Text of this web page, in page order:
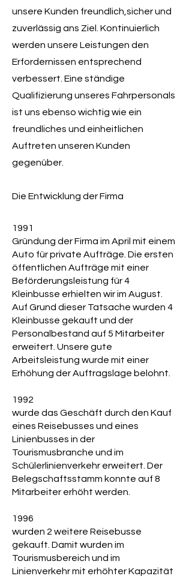
unsere Kunden freundlich,sicher und
zuverlässig ans Ziel. Kontinuierlich
werden unsere Leistungen den
Erfordernissen entsprechend
verbessert. Eine ständige
Qualifizierung unseres Fahrpersonals
ist uns ebenso wichtig wie ein
freundliches und einheitlichen
Auftreten unseren Kunden
gegenüber.
Die Entwicklung der Firma
1991
Gründung der Firma im April mit einem
Auto für private Aufträge. Die ersten
öffentlichen Aufträge mit einer
Beförderungsleistung für 4
Kleinbusse erhielten wir im August.
Auf Grund dieser Tatsache wurden 4
Kleinbusse gekauft und der
Personalbestand auf 5 Mitarbeiter
erweitert. Unsere gute
Arbeitsleistung wurde mit einer
Erhöhung der Auftragslage belohnt.
1992
wurde das Geschäft durch den Kauf
eines Reisebusses und eines
Linienbusses in der
Tourismusbranche und im
Schülerlinienverkehr erweitert. Der
Belegschaftsstamm konnte auf 8
Mitarbeiter erhöht werden.
1996
wurden 2 weitere Reisebusse
gekauft. Damit wurden im
Tourismusbereich und im
Linienverkehr mit erhöhter Kapazität